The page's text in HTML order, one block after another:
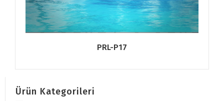
PRL-P17
Ürün Kategorileri